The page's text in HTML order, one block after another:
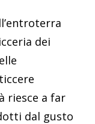
dei
riesce a far
dal gusto